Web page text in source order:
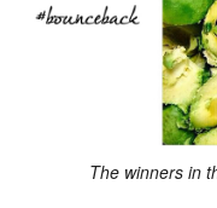
The winners in